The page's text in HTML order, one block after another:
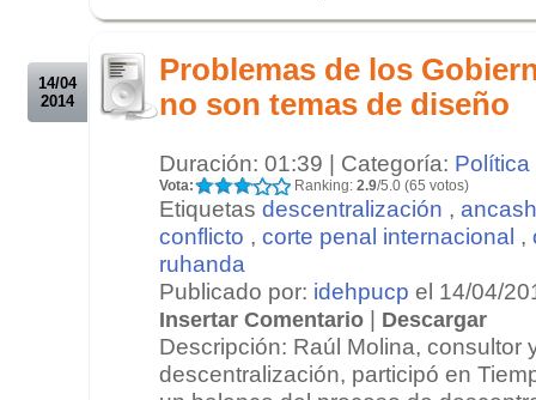
14/04
2014
Problemas de los
no son temas de diseño
Duración: 01:39 | Categoría: Política
Vota: Ranking: 2.9/5.0 (65 votos)
Etiquetas descentralización , ancash
conflicto , corte penal internacional ,
ruhanda
Publicado por: idehpucp el 14/04/
Insertar Comentario | Descargar
Descripción: Raúl Molina, consultor
descentralización, participó en